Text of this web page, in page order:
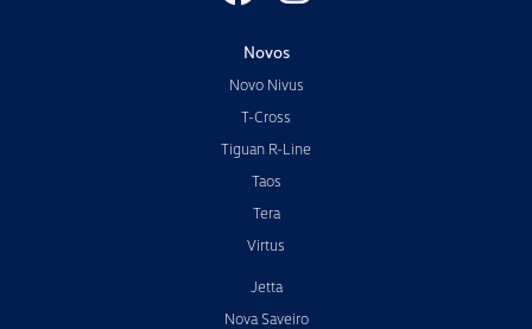
Novos
Novo Nivus
T-Cross
Tiguan R-Line
Taos
Tera
Virtus
Jetta
Nova Saveiro